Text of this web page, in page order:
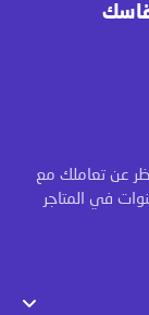
بغض النظر عن تعاملك مع
أحد مستشارينا بخبرة تزيد عن 5 سنوات في المتاجر